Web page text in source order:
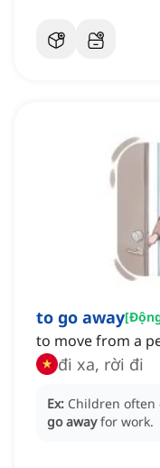
to go away[
to move from a
đi xa, rời đi
Ex: Children often
go away for work.